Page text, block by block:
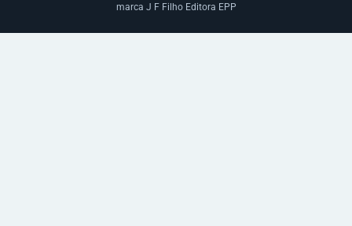
marca J F Filho Editora EPP